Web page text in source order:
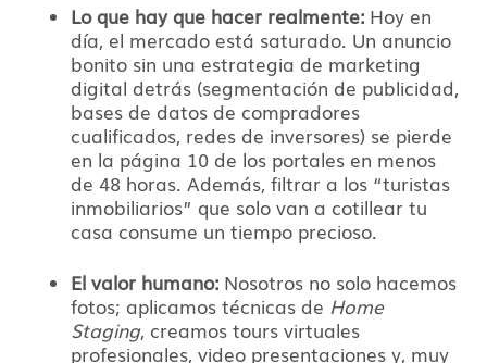
Lo que hay que hacer realmente: Hoy en
día, el mercado está saturado. Un anuncio
bonito sin una estrategia de marketing
digital detrás (segmentación de publicidad,
bases de datos de compradores
cualificados, redes de inversores) se pierde
en la página 10 de los portales en menos
de 48 horas. Además, filtrar a los “turistas
inmobiliarios” que solo van a cotillear tu
casa consume un tiempo precioso.
El valor humano: Nosotros no solo hacemos
fotos; aplicamos técnicas de Home
Staging, creamos tours virtuales
profesionales, video presentaciones y, muy